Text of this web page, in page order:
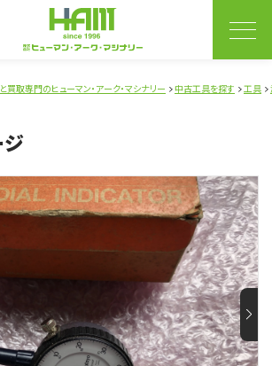
取専門のヒューマン・アーク・マシナリー 中古工具を探す 工具